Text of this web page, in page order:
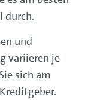
durch.
und
variieren je
sich am